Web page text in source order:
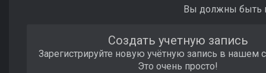
Вы должны быть
Создать учетную запись
Зарегистрируйте новую учётную запись в нашем
Это очень просто!